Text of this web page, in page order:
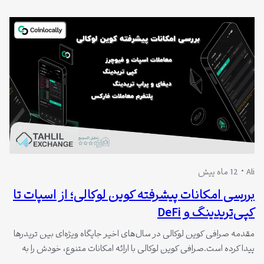
Ali 12 ماه پیش
بررسی امکانات پیشرفته کوین لوکالی؛ از اسپات تا
کپی‌تریدینگ و DeFi
مقدمه صرافی کوین لوکالی در سال‌های اخیر جایگاه ویژه‌ای بین تریدرها
پیدا کرده است.صرافی کوین لوکالی با ارائه امکانات متنوع، خودش را به